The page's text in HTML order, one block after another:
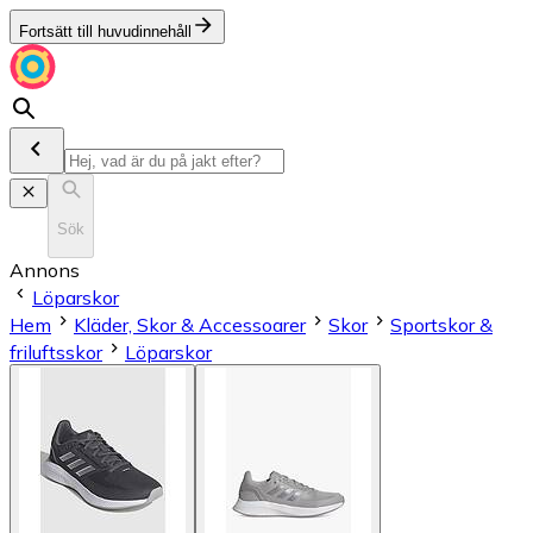
Fortsätt till huvudinnehåll
Sök
Annons
Löparskor
Hem
Kläder, Skor & Accessoarer Skor
Sportskor &
friluftsskor
Löparskor